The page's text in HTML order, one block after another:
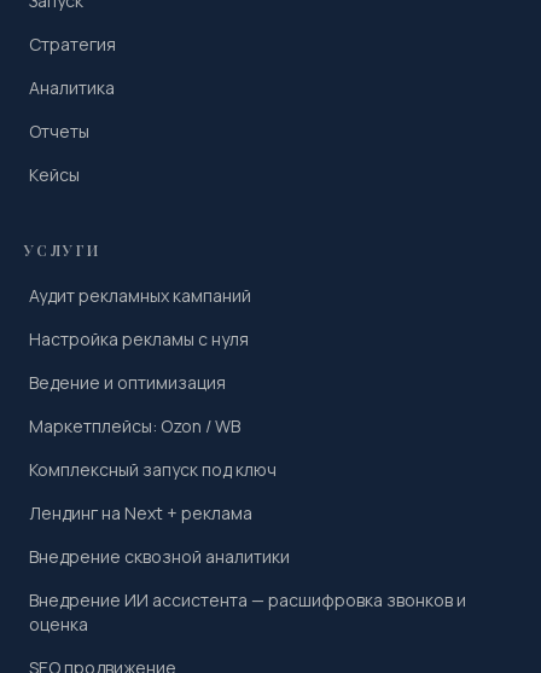
Стратегия
Аналитика
Отчеты
Кейсы
УСЛУГИ
Аудит рекламных кампаний
Настройка рекламы с нуля
Ведение и оптимизация
Маркетплейсы: Ozon / WB
Комплексный запуск под ключ
Лендинг на Next + реклама
Внедрение сквозной аналитики
Внедрение ИИ ассистента — расшифровка звонков и
оценка
SEO продвижение